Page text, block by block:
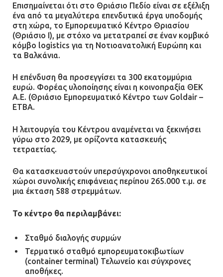
Επισημαίνεται ότι στο Θριάσιο Πεδίο είναι σε εξέλιξη
ένα από τα μεγαλύτερα επενδυτικά έργα υποδομής
στη χώρα, το Εμπορευματικό Κέντρο Θριασίου
(Θριάσιο Ι), με στόχο να μετατραπεί σε έναν κομβικό
κόμβο logistics για τη Νοτιοανατολική Ευρώπη και
τα Βαλκάνια.
Η επένδυση θα προσεγγίσει τα 300 εκατομμύρια
ευρώ. Φορέας υλοποίησης είναι η κοινοπραξία ΘΕΚ
Α.Ε. (Θριάσιο Εμπορευματικό Κέντρο των Goldair –
ΕΤΒΑ.
Η λειτουργία του Κέντρου αναμένεται να ξεκινήσει
γύρω στο 2029, με ορίζοντα κατασκευής
τετραετίας.
Θα κατασκευαστούν υπερσύγχρονοι αποθηκευτικοί
χώροι συνολικής επιφάνειας περίπου 265.000 τ.μ. σε
μια έκταση 588 στρεμμάτων.
Το κέντρο θα περιλαμβάνει:
Σταθμό διαλογής συρμών
Τερματικό σταθμό εμπορευματοκιβωτίων
(container terminal) Τελωνείο και σύγχρονες
αποθήκες.